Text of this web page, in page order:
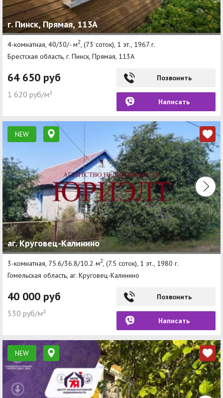
г. Пинск, Прямая, 113А
4-комнатная, 40/30/- м2 , (73 соток), 1 эт., 1967 г.
Брестская область, г. Пинск, Прямая, 113А
64 650 руб
1 620 руб/м²
Позвонить
Написать
NEW
аг. Круговец-Калинино
3-комнатная, 75.6/36.8/10.2 м2, (7.5 соток), 1 эт., 1980 г.
Гомельская область, аг. Круговец-Калинино
40 000 руб
530 руб/м²
Позвонить
Написать
NEW